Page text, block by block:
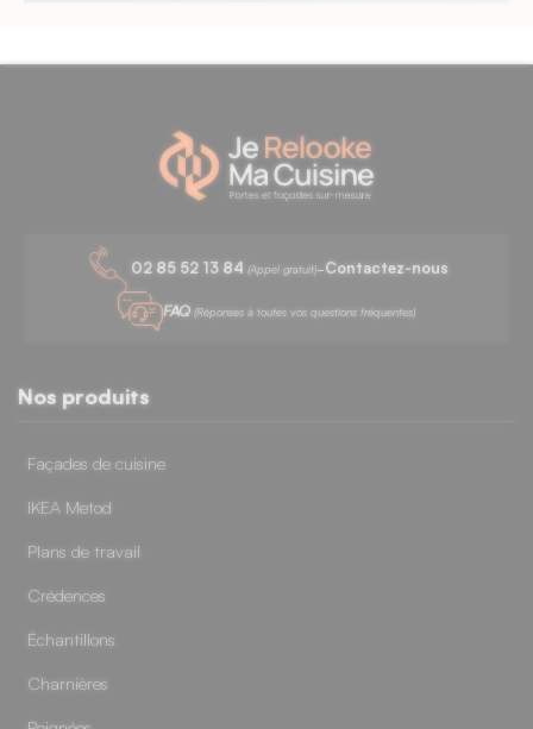
02 85 52 13 84 (Appel gratuit)-Contactez-nous
FAQ (Réponses à toutes vos questions fréquentes)
Nos produits
Façades de cuisine
IKEA Metod
Plans de travail
Crédences
Échantillons
Charnières